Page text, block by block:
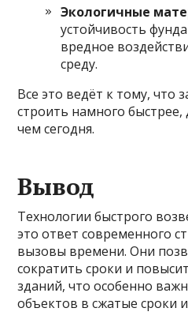
Экологичные
устойчивость
вредное
среду.
Все это ведёт к тому, что
строить намного
чем сегодня.
Вывод
Технологии быстрого
это ответ современного
вызовы времени. Они
сократить сроки и
зданий, что особенно
объектов в сжатые сроки